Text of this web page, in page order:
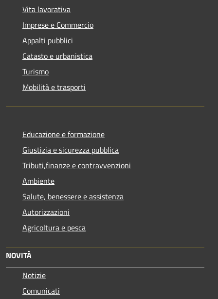
Vita lavorativa
Imprese e Commercio
Appalti pubblici
Catasto e urbanistica
Turismo
Mobilità e trasporti
Educazione e formazione
Giustizia e sicurezza pubblica
Tributi,finanze e contravvenzioni
Ambiente
Salute, benessere e assistenza
Autorizzazioni
Agricoltura e pesca
NOVITÀ
Notizie
Comunicati